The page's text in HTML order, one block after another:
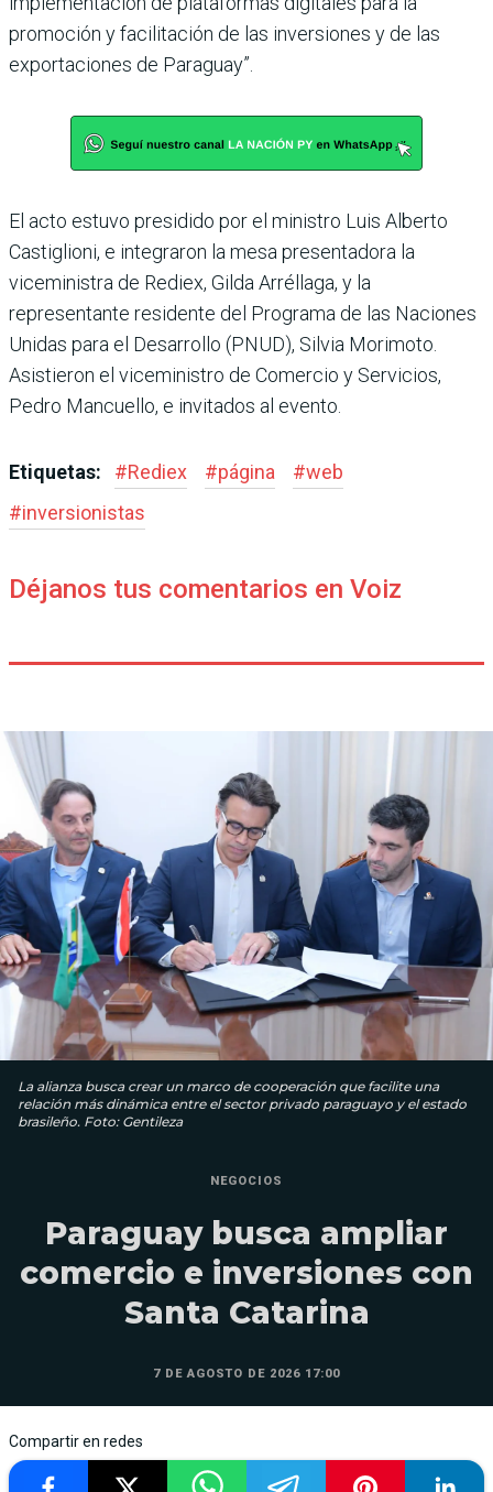
promoción y facilita­ción de las inversiones y de las
exportaciones de Paraguay”.
El acto estuvo presidido por el ministro Luis Alberto
Cas­tiglioni, e integraron la mesa presentadora la
viceministra de Rediex, Gilda Arréllaga, y la
representante residente del Programa de las Nacio­nes
Unidas para el Desarro­llo (PNUD), Silvia Morimoto.
Asistieron el viceministro de Comercio y Servicios,
Pedro Mancuello, e invitados al evento.
Etiquetas: #Rediex #página #web
#inversionistas
Déjanos tus comentarios en Voiz
La alianza busca crear un marco de cooperación que facilite una
relación más dinámica entre el sector privado paraguayo y el estado
brasileño. Foto: Gentileza
NEGOCIOS
Paraguay busca ampliar
comercio e inversiones con
Santa Catarina
7 DE AGOSTO DE 2026 17:00
Compartir en redes